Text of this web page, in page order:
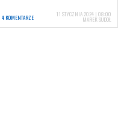
4 KOMENTARZE 11 STYCZNIA 2024 | 08:00
MAREK SUDOŁ